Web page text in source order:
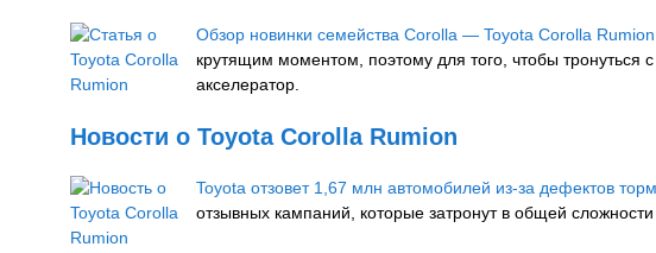
Обзор новинки семейства Corolla — Toyota Corolla Rumion
крутящим моментом, поэтому для того, чтобы тронуться
акселератор.
Новости о Toyota Corolla Rumion
Toyota отзовет 1,67 млн автомобилей из-за дефектов
отзывных кампаний, которые затронут в общей